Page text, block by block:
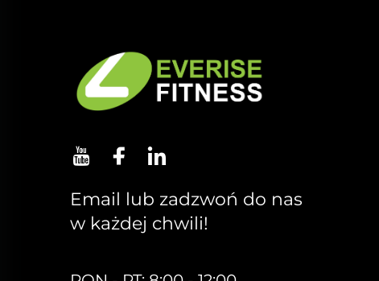
Email lub zadzwoń do nas
w każdej chwili!